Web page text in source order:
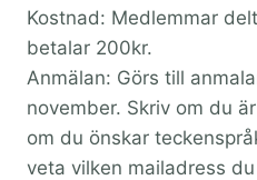
Kostnad: Medlemmar
betalar 200kr.
Anmälan: Görs till
november. Skriv om du
om du önskar
veta vilken mailadress